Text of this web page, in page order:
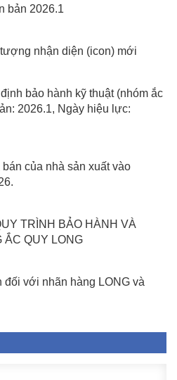
bản 2026.1
nhận diện (icon) mới
bảo hành kỹ thuật (nhóm ắc
2026.1, Ngày hiệu lực:
của nhà sản xuất vào
TRÌNH BẢO HÀNH VÀ
QUY LONG
đối với nhãn hàng LONG và